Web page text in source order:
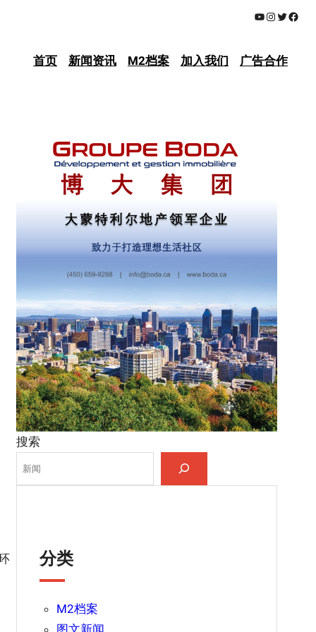
YouTube
Instagram
Twitter
首页 新闻资讯 M2档案 加入我们 广告合作
搜索
分类
M2档案